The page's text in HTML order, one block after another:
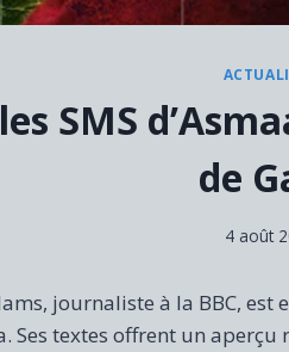
SMS
de
4 août
journaliste à la BBC,
Ses textes offrent un